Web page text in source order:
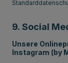
9. Social
Unsere
Instagram (by